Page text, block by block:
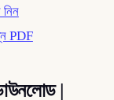
নিন
PDF
|